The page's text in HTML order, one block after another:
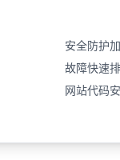
安全防护
故障快速
网站代码